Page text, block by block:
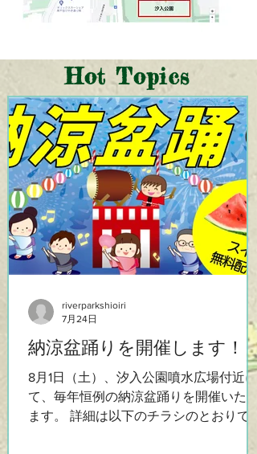
Hot Topics
納涼盆踊りを開催します！
8月1日（土）、汐入公園噴水広場付近に
て、毎年恒例の納涼盆踊りを開催いたし
ます。 詳細は以下のチラシのとおりで
riverparkshioiri
7月24日